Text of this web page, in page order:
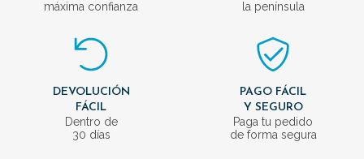
máxima confianza
la península
DEVOLUCIÓN
FÁCIL
Dentro de
30 días
PAGO FÁCIL
Y SEGURO
Paga tu pedido
de forma segura